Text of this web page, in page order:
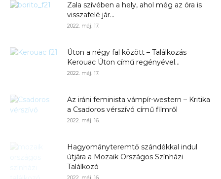
Zala szívében a hely, ahol még az óra is
visszafelé jár...
2022. máj. 17.
Úton a négy fal között – Találkozás
Kerouac Úton című regényével...
2022. máj. 17.
Az iráni feminista vámpír-western – Kritika
a Csadoros vérszívó című filmről
2022. máj. 16.
Hagyományteremtő szándékkal indul
útjára a Mozaik Országos Színházi
Találkozó
2022. máj. 16.